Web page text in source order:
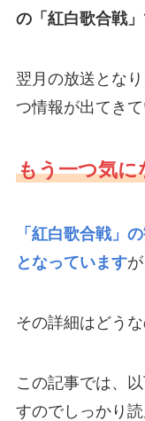
の「紅白歌合戦」
翌月の放送とな
つ情報が出てきて
もう一つ気に
「紅白歌合戦」
となっていますが
その詳細はどうな
この記事では、
すのでしっかり